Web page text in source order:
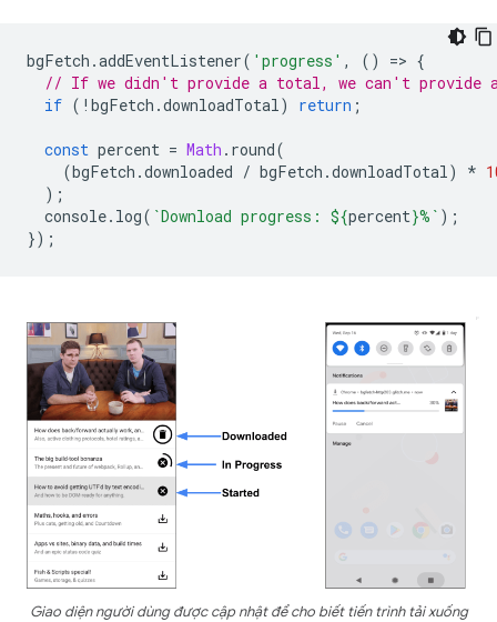
bgFetch .addEventListener( 'progress' , () => {
// If we didn't provide a total, we can't provide
if ( ! bgFetch .downloadTotal) return ;
const percent = Math . round(
(bgFetch .downloaded / bgFetch .downloadTotal) *
);
console. log( `Download progress: ${percent}%` );
});
Giao diện người dùng được cập nhật để cho biết tiến trình tải xuống